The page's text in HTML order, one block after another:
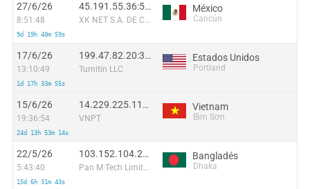
27/6/26
8:51:48
9d 19h 40m 59s
45.191.55.36:58535
XK NET S.A. DE C.V.
México
Cancún
17/6/26
13:10:49
1d 17h 33m 55s
199.47.82.20:33830
Turnitin LLC
Estados Unidos
Portland
15/6/26
19:36:54
24d 13h 53m 14s
14.229.225.110:60922
VNPT
Vietnam
Bỉm Sơn
22/5/26
5:43:40
15d 6h 31m 43s
103.152.104.209:40334
Pan M Tech Limited
Bangladés
Dhaka